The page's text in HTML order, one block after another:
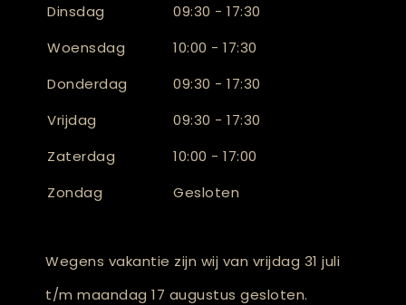
Dinsdag
09:30 - 17:30
Woensdag
10:00 - 17:30
Donderdag
09:30 - 17:30
Vrijdag
09:30 - 17:30
Zaterdag
10:00 - 17:00
Zondag
Gesloten
Wegens vakantie zijn wij van vrijdag 31 juli
t/m maandag 17 augustus gesloten.